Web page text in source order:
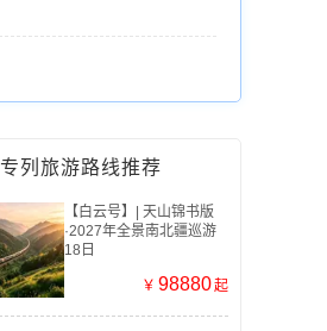
专列旅游路线推荐
【白云号】| 天山锦书版
·2027年全景南北疆巡游
18日
￥ 98880起